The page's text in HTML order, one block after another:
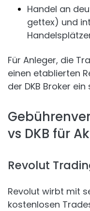
Handel an
gettex) und
Für Anleger, die
einen etablierten
der DKB Broker
vs DKB für
Revolut
Revolut wirbt mit
kostenlosen